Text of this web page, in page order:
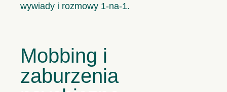
wywiady i rozmowy 1-na-1.
Mobbing i
zaburzenia